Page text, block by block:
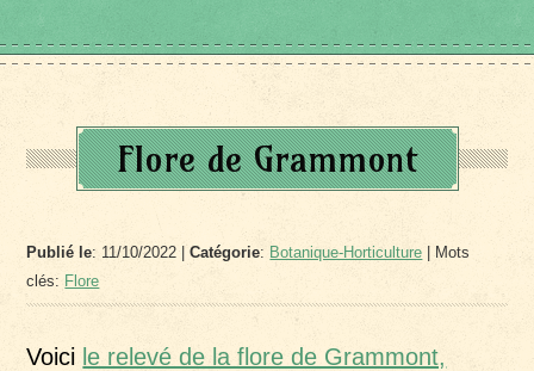
Flore de Grammont
Publié le: 11/10/2022 |Catégorie: Botanique-Horticulture | Mots
clés: Flore
Voici le relevé de la flore de Grammont,